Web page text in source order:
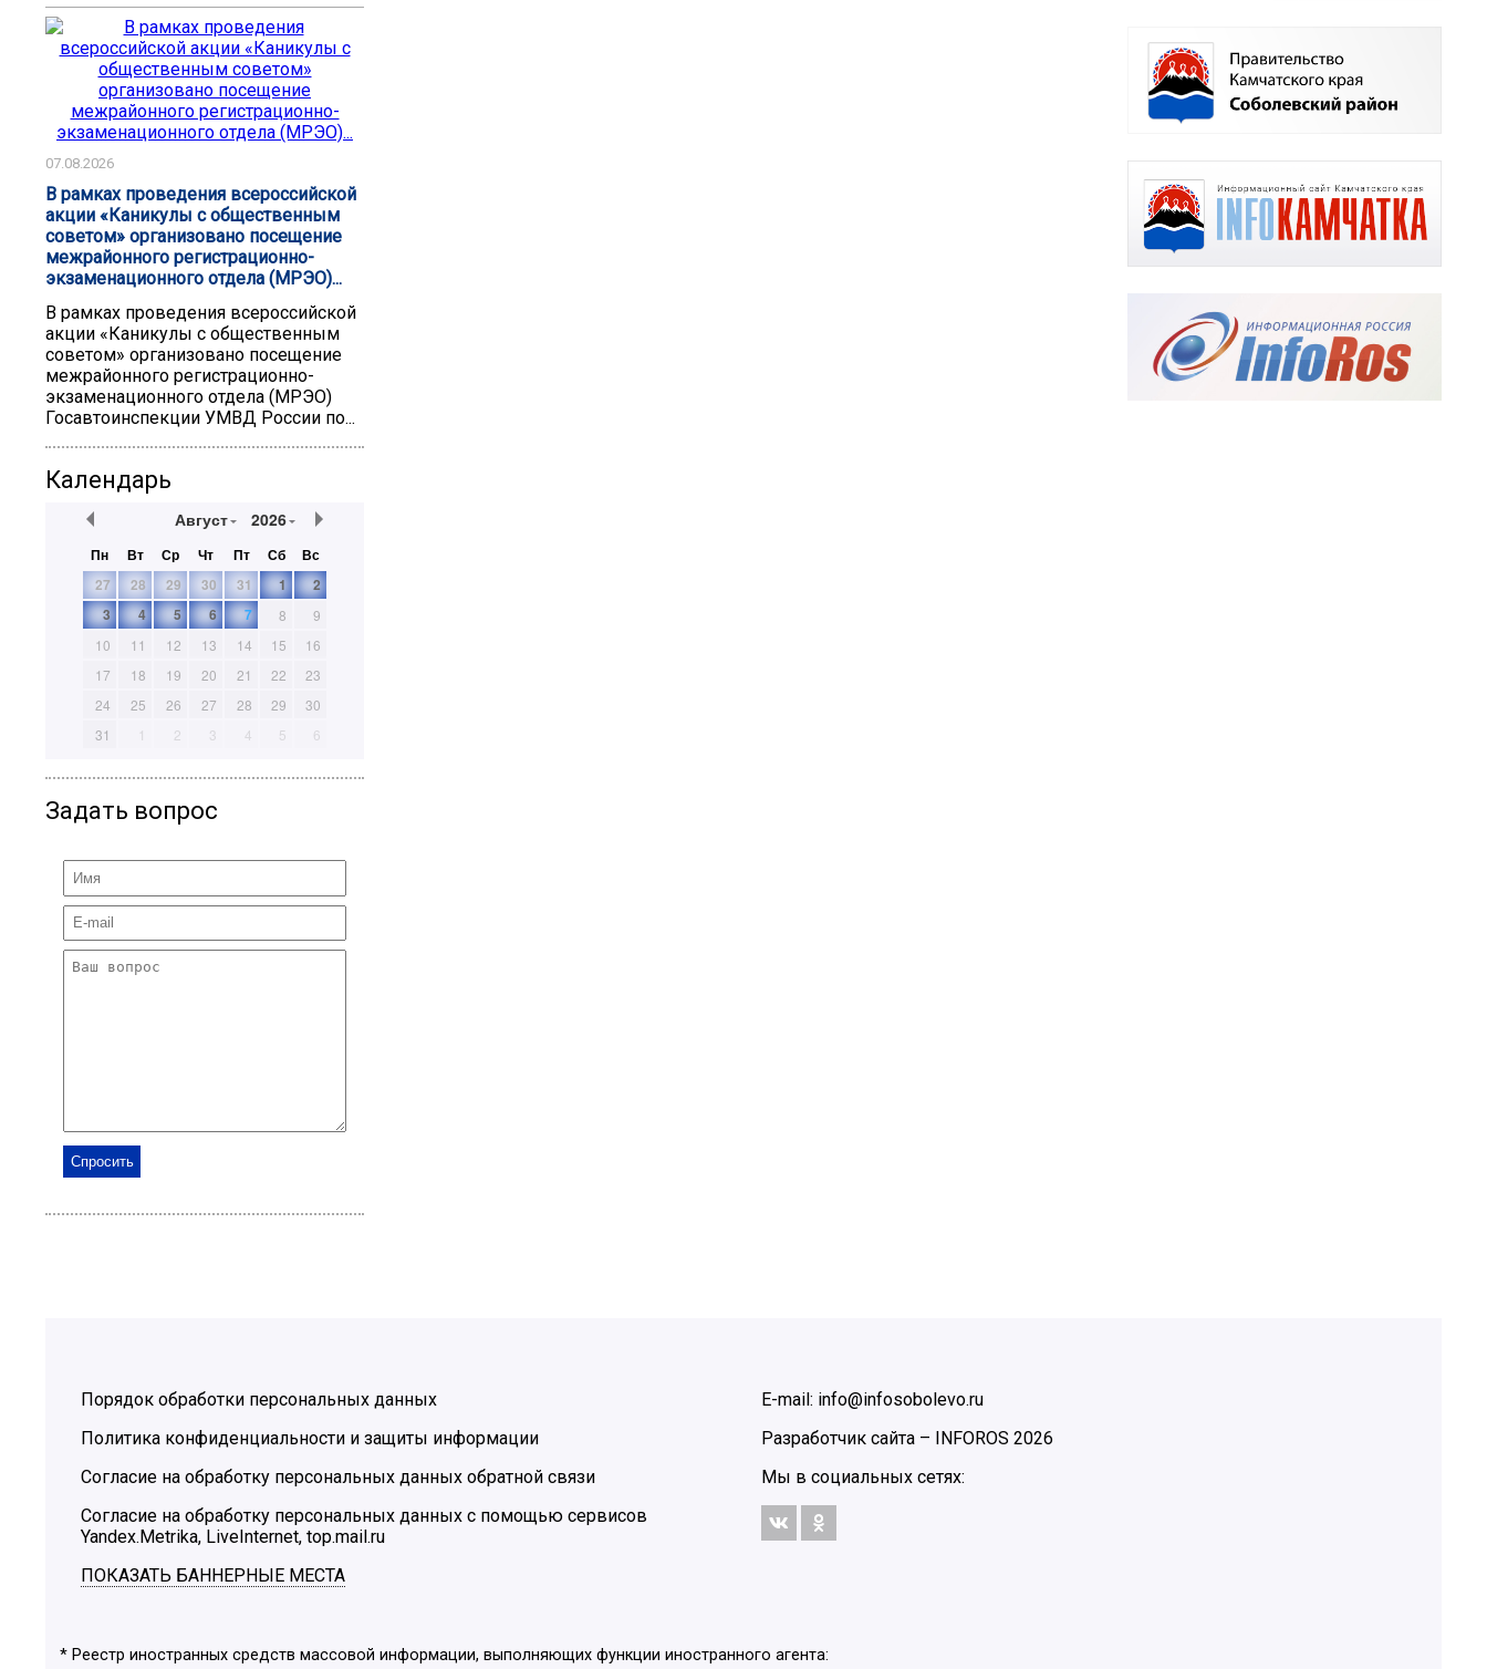
07.08.2026
В рамках проведения всероссийской
акции «Каникулы с общественным
советом» организовано посещение
межрайонного регистрационно-
экзаменационного отдела (МРЭО)...
В рамках проведения всероссийской
акции «Каникулы с общественным
советом» организовано посещение
межрайонного регистрационно-
экзаменационного отдела (МРЭО)
Госавтоинспекции УМВД России по...
Календарь
Август 2026
Пн Вт Ср Чт Пт Сб
Вс
27
28 29 30 31 1
2
3
4 5 6 7 8
9
10
11 12 13 14 15
16
17
18 19 20 21 22
23
24
25 26 27 28 29
30
31
1 2 3 4 5 6
Задать вопрос
Порядок обработки персональных данных
Политика конфиденциальности и защиты информации
Согласие на обработку персональных данных обратной связи
Согласие на обработку персональных данных с помощью сервисов
Yandex.Metrika, LiveInternet, top.mail.ru
ПОКАЗАТЬ БАННЕРНЫЕ МЕСТА
E-mail: info@infosobolevo.ru
Разработчик сайта – INFOROS 2026
Мы в социальных сетях:
* Реестр иностранных средств массовой информации, выполняющих функции иностранного агента: